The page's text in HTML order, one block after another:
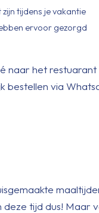
tijdens je vakantie
ervoor gezorgd
naar het
bestellen via
tijd dus! Maar